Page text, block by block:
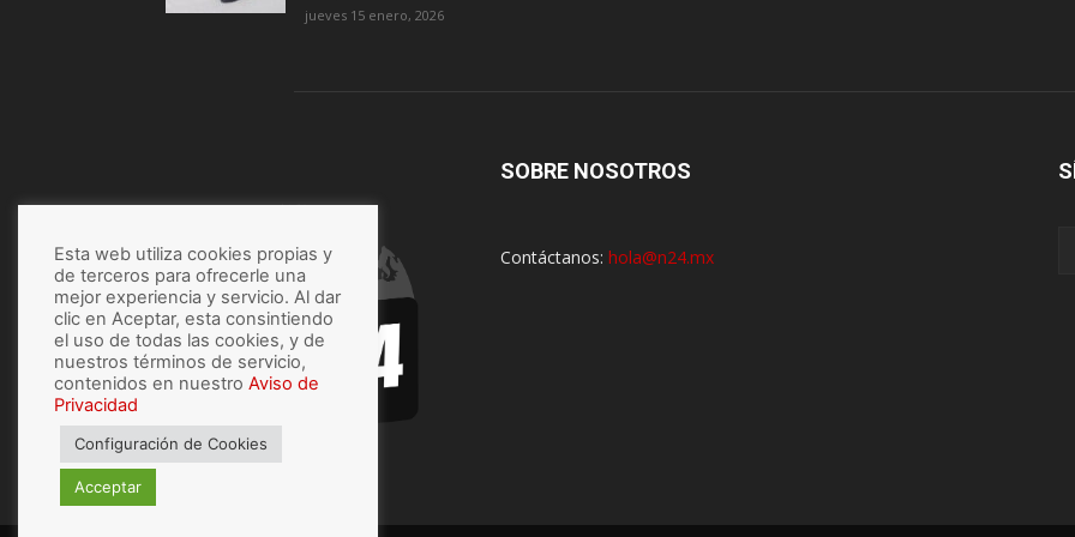
jueves 15 enero, 2026
SOBRE NOSOTROS
Contáctanos: hola@n24.mx
Esta web utiliza cookies propias y
de terceros para ofrecerle una
mejor experiencia y servicio. Al dar
clic en Aceptar, esta consintiendo
el uso de todas las cookies, y de
nuestros términos de servicio,
contenidos en nuestro Aviso de
Privacidad
Configuración de Cookies
Acceptar